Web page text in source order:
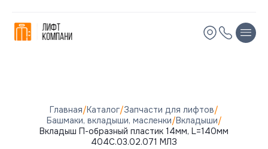
Главная/Каталог/Запчасти для лифтов/
Башмаки, вкладыши, масленки/Вкладыши/
Вкладыш П-образный пластик 14мм, L=140мм
404С.03.02.071 МЛЗ
Телефон
Электронная почта
Телефон
Электронная почта